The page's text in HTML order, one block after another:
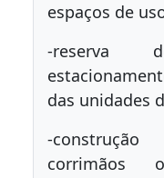
espaços de
-reserva
das unidades
-
corrimãos